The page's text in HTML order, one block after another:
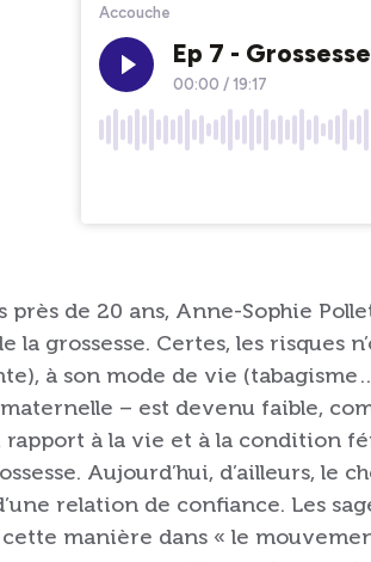
près de 20 ans, Anne-Sophie
la grossesse. Certes, les risques
à son mode de vie
– est devenu faible,
rapport à la vie et à la condition
Aujourd’hui, d’ailleurs,
relation de confiance. Les
cette manière dans « le